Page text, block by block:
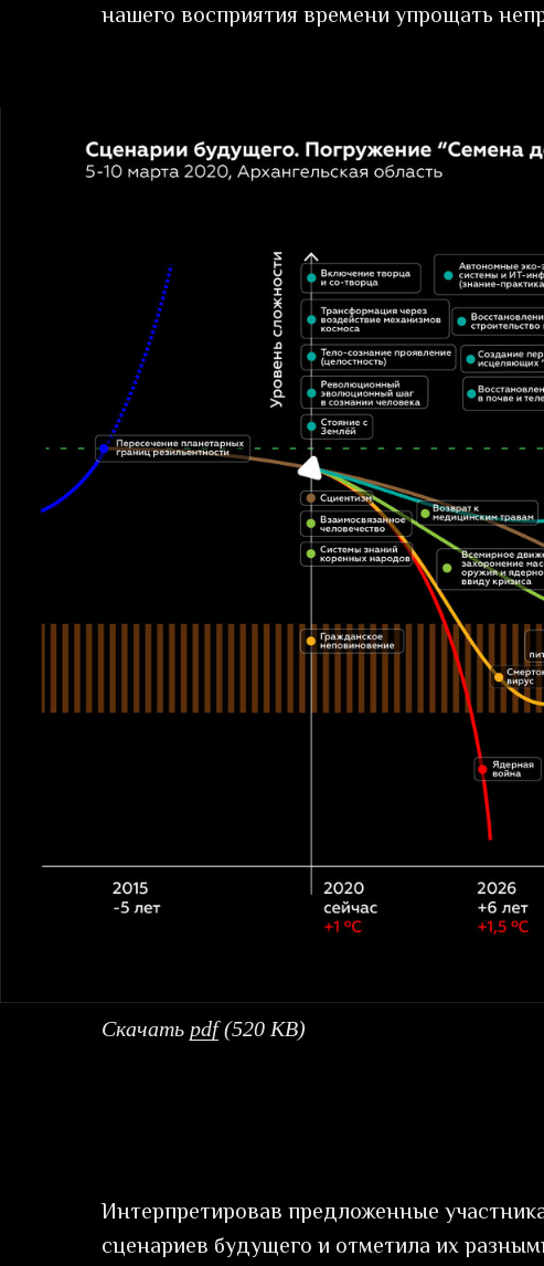
нашего восприятия времени упрощать
Скачать pdf(520 KB)
Интерпретировав предложенные
сценариев будущего и отметила их